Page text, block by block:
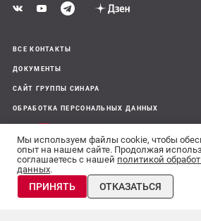
ВСЕ КОНТАКТЫ
ДОКУМЕНТЫ
САЙТ ГРУППЫ СИНАРА
ОБРАБОТКА ПЕРСОНАЛЬНЫХ ДАННЫХ
© 2011–26 Все права защищены
Сделано в
Сведения, предоставленные на сайте, носят
характер и не являются публичной офертой.
Планировки и
цены
Мы используем файлы cookie, чтобы
опыт на нашем сайте. Продолжая
соглашаетесь с нашей политикой
данных.
ПРИНЯТЬ ОТКАЗАТЬСЯ